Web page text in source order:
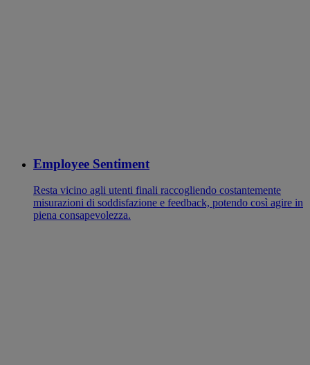
Employee Sentiment
Resta vicino agli utenti finali raccogliendo costantemente
misurazioni di soddisfazione e feedback, potendo così agire in
piena consapevolezza.